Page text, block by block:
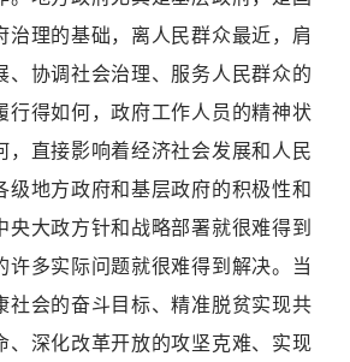
治理的基础，离人民群众最近，肩
、协调社会治理、服务人民群众的
行得如何，政府工作人员的精神状
，直接影响着经济社会发展和人民
级地方政府和基层政府的积极性和
央大政方针和战略部署就很难得到
许多实际问题就很难得到解决。当
社会的奋斗目标、精准脱贫实现共
、深化改革开放的攻坚克难、实现